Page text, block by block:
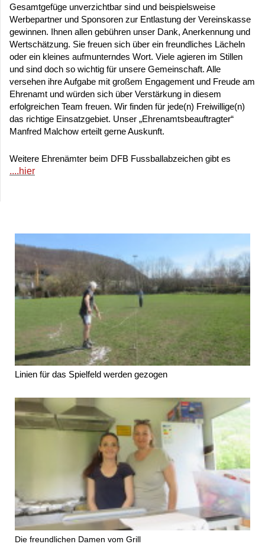
Gesamtgefüge unverzichtbar sind und beispielsweise
Werbepartner und Sponsoren zur Entlastung der Vereinskasse
gewinnen. Ihnen allen gebühren unser Dank, Anerkennung und
Wertschätzung. Sie freuen sich über ein freundliches Lächeln
oder ein kleines aufmunterndes Wort. Viele agieren im Stillen
und sind doch so wichtig für unsere Gemeinschaft. Alle
versehen ihre Aufgabe mit großem Engagement und Freude am
Ehrenamt und würden sich über Verstärkung in diesem
erfolgreichen Team freuen. Wir finden für jede(n) Freiwillige(n)
das richtige Einsatzgebiet. Unser „Ehrenamtsbeauftragter“
Manfred Malchow erteilt gerne Auskunft.
Weitere Ehrenämter beim DFB Fussballabzeichen gibt es
....hier
Linien für das Spielfeld werden gezogen
Die freundlichen Damen vom Grill